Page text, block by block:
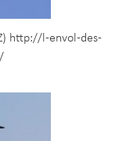
http://l-envol-des-